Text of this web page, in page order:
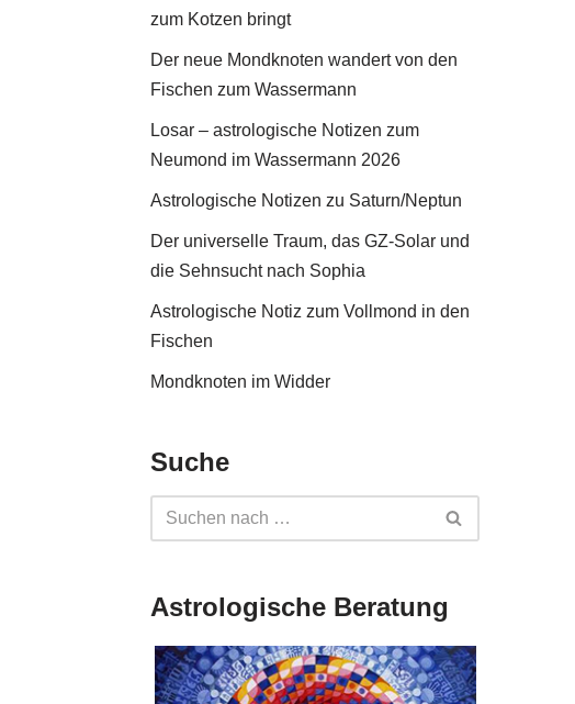
zum Kotzen bringt
Der neue Mondknoten wandert von den
Fischen zum Wassermann
Losar – astrologische Notizen zum
Neumond im Wassermann 2026
Astrologische Notizen zu Saturn/Neptun
Der universelle Traum, das GZ-Solar und
die Sehnsucht nach Sophia
Astrologische Notiz zum Vollmond in den
Fischen
Mondknoten im Widder
Suche
Astrologische Beratung